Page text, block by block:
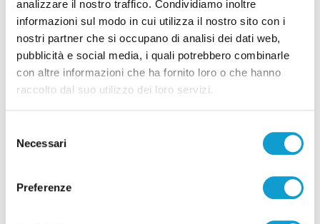
analizzare il nostro traffico. Condividiamo inoltre
informazioni sul modo in cui utilizza il nostro sito con i
nostri partner che si occupano di analisi dei dati web,
pubblicità e social media, i quali potrebbero combinarle
con altre informazioni che ha fornito loro o che hanno
raccolto dal suo utilizzo dei loro servizi.
delNecessari
Preferenze
Pubblicità